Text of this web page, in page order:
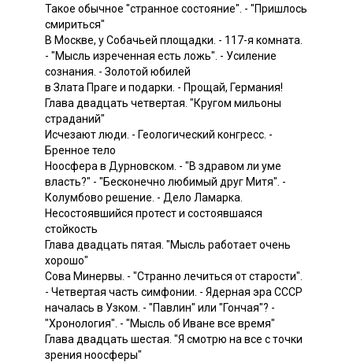
Такое обычное "странное состояние". - "Пришлось
смириться"
В Москве, у Собачьей площадки. - 117-я комната.
- "Мысль изреченная есть ложь". - Усиление
сознания. - Золотой юбилей
в Злата Праге и подарки. - Прощай, Германия!
Глава двадцать четвертая. "Кругом мильоны
страданий"
Исчезают люди. - Геологический конгресс. -
Бренное тело
Ноосфера в Дурновском. - "В здравом ли уме
власть?" - "Бесконечно любимый друг Митя". -
Колумбово решение. - Дело Ламарка.
Несостоявшийся протест и состоявшаяся
стойкость
Глава двадцать пятая. "Мысль работает очень
хорошо"
Сова Минервы. - "Странно лечиться от старости".
- Четвертая часть симфонии. - Ядерная эра СССР
началась в Узком. - "Павлин" или "Гончая"? -
"Хронология". - "Мысль об Иване все время"
Глава двадцать шестая. "Я смотрю на все с точки
зрения ноосферы"